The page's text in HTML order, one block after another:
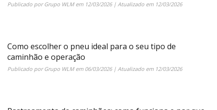
Publicado porGrupo WLMem 12/03/2026| Atualizado em 12/03/2026
Como escolher o pneu ideal para o seu tipo de
caminhão e operação
Publicado porGrupo WLMem 06/03/2026| Atualizado em 12/03/2026